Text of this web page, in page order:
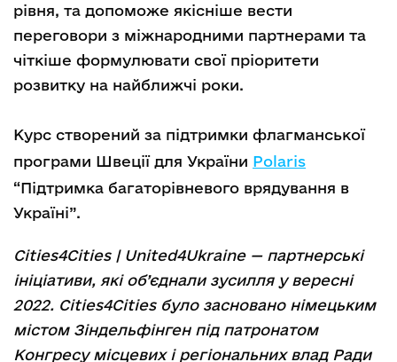
рівня, та допоможе якісніше вести
переговори з міжнародними партнерами та
чіткіше формулювати свої пріоритети
розвитку на найближчі роки.
Курс створений за підтримки флагманської
програми Швеції для України Polaris
“Підтримка багаторівневого врядування в
Україні”.
Cities4Cities | United4Ukraine — партнерські
ініціативи, які об’єднали зусилля у вересні
2022. Cities4Cities було засновано німецьким
містом Зіндельфінген під патронатом
Конгресу місцевих і регіональних влад Ради